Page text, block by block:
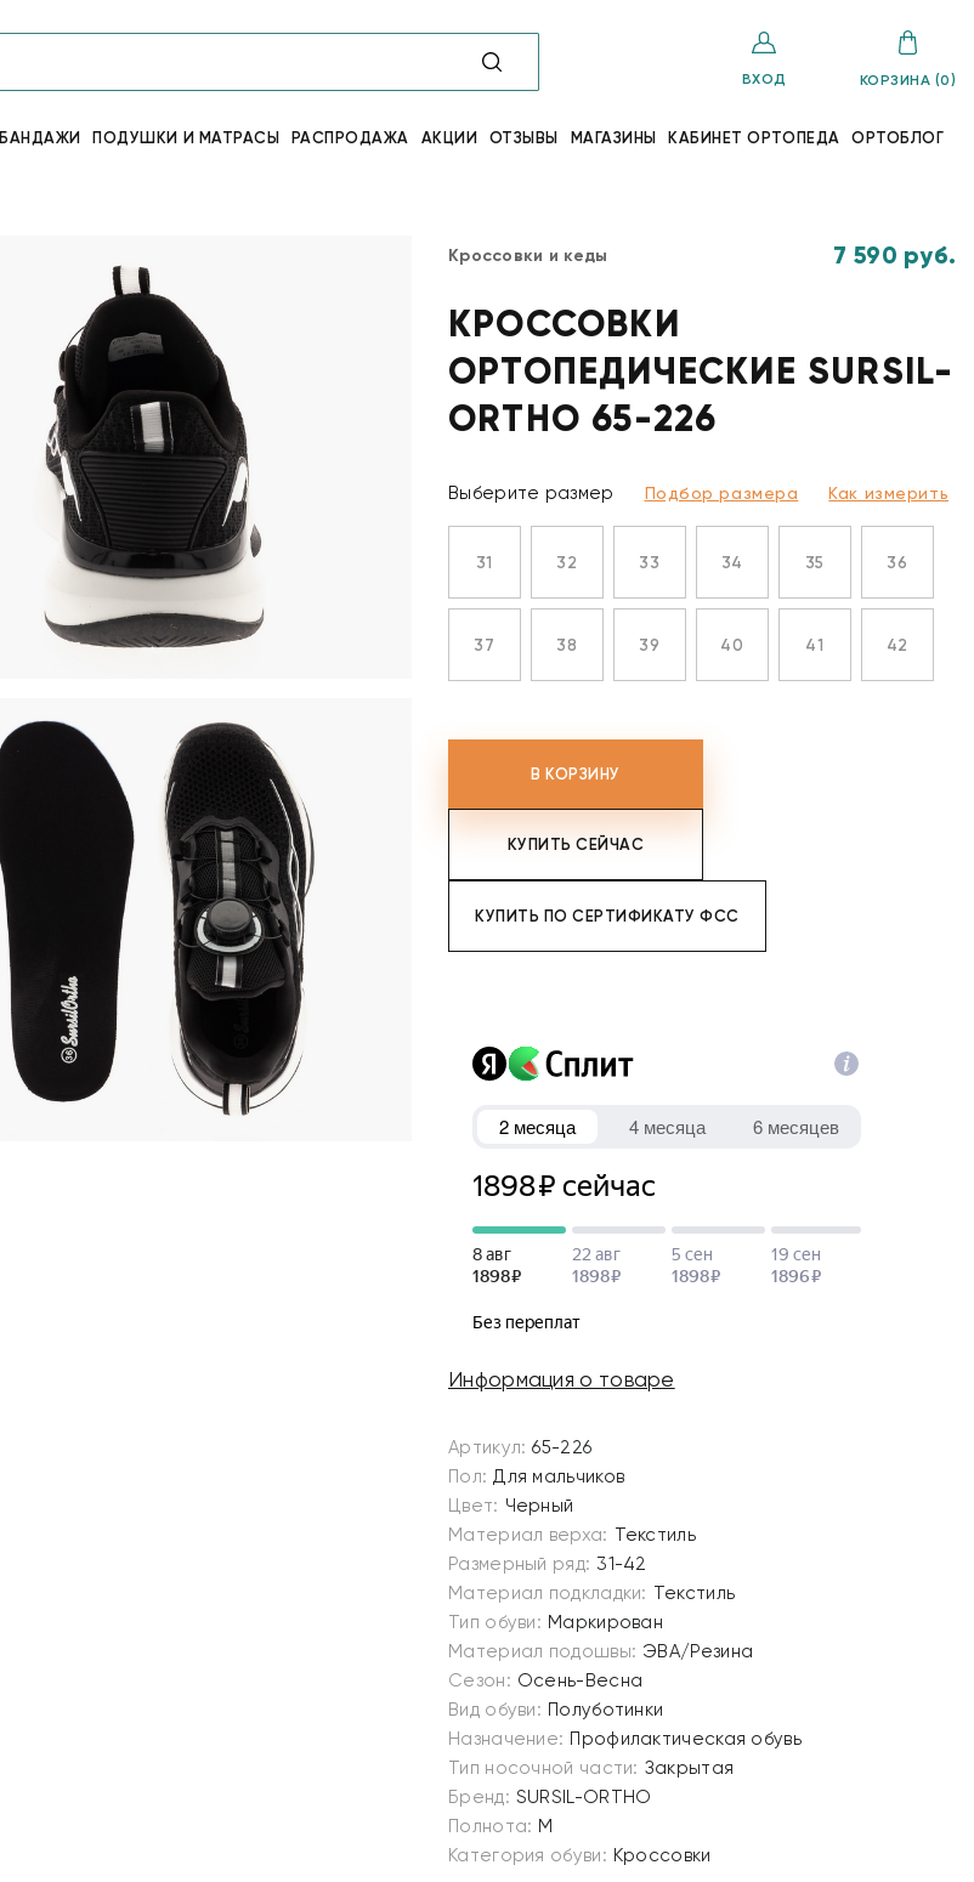
ВХОД КОРЗИНА (0)
БАНДАЖИ ПОДУШКИ И МАТРАСЫ РАСПРОДАЖА АКЦИИ ОТЗЫВЫ МАГАЗИНЫ КАБИНЕТ ОРТОПЕДА ОРТОБЛОГ
Кроссовки и кеды 7 590 руб.
КРОССОВКИ
ОРТОПЕДИЧЕСКИЕ SURSIL-
ORTHO 65-226
Выберите размер Подбор размера Как измерить
31 32 33 34 35 36
37 38 39 40 41 42
В КОРЗИНУ
КУПИТЬ СЕЙЧАС
КУПИТЬ ПО СЕРТИФИКАТУ ФСС
Информация о товаре
Артикул: 65-226
Пол: Для мальчиков
Цвет: Черный
Материал верха: Текстиль
Размерный ряд: 31-42
Материал подкладки: Текстиль
Тип обуви: Маркирован
Материал подошвы: ЭВА/Резина
Сезон: Осень-Весна
Вид обуви: Полуботинки
Назначение: Профилактическая обувь
Тип носочной части: Закрытая
Бренд: SURSIL-ORTHO
Полнота: M
Категория обуви: Кроссовки